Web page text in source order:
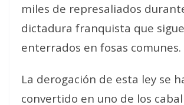
miles de represaliados
dictadura franquista que
enterrados en fosas comunes.
La derogación de esta ley se
convertido en uno de los